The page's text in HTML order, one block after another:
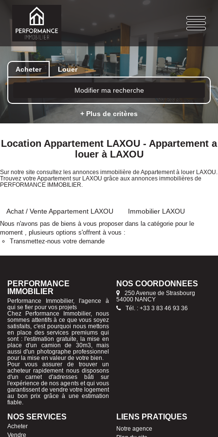
Acheter Louer
Modifier ma recherche
+ Plus de critères
Location Appartement LAXOU - Appartement a
louer à LAXOU
Sur notre site consultez les annonces immobilière de Appartement à louer LAXOU.
Trouvez votre Appartement sur LAXOU grâce aux annonces immobilières de
PERFORMANCE IMMOBILIER.
Achat / Vente Appartement LAXOU Immobilier LAXOU
Nous n'avons pas de biens à vous proposer dans la catégorie pour le
moment , plusieurs options s'offrent à vous :
Transmettez-nous votre demande
PERFORMANCE
IMMOBILIER
Performance Immobilier, l'agence à
qui se fier pour vos projets
Chez Performance Immobilier, nous
sommes attentifs à ce que vous soyez
satisfaits, c'est pourquoi nous mettons
en place des services premiums qui
sont : l'estimation gratuite, la mise en
place d'un camion de 30m3, mais
aussi d'un photographe professionnel
pour la mise en valeur de votre bien.
Pour vous assurer de trouver un
acheteur rapidement nous disposons
d'un carnet d'adresses bâti sur
l'expérience de nos agents et qui vous
garantissent de vendre votre logement
au bon prix grâce à une estimation
fiable.
NOS COORDONNÉES
250 Avenue de Strasbourg
54000 NANCY
Tél. : +33 3 83 46 93 36
NOS SERVICES
Acheter
Vendre
LIENS PRATIQUES
Notre agence